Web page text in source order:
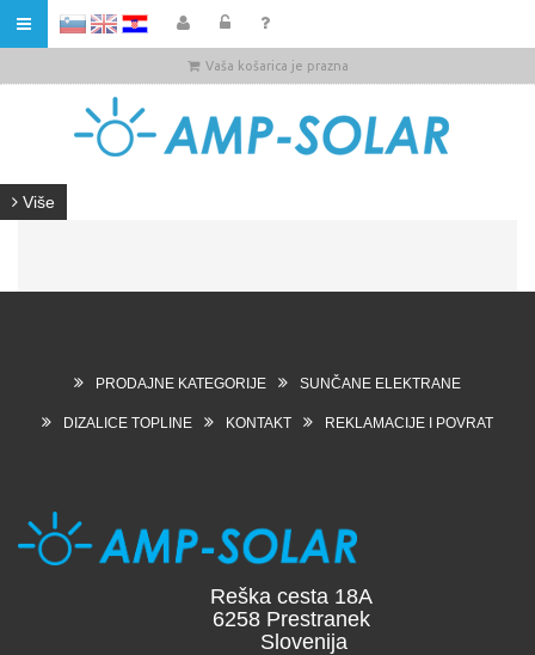
Vaša košarica je prazna
Više
PRODAJNE KATEGORIJE SUNČANE ELEKTRANE
DIZALICE TOPLINE KONTAKT REKLAMACIJE I POVRAT
Reška cesta 18A
6258 Prestranek
Slovenija